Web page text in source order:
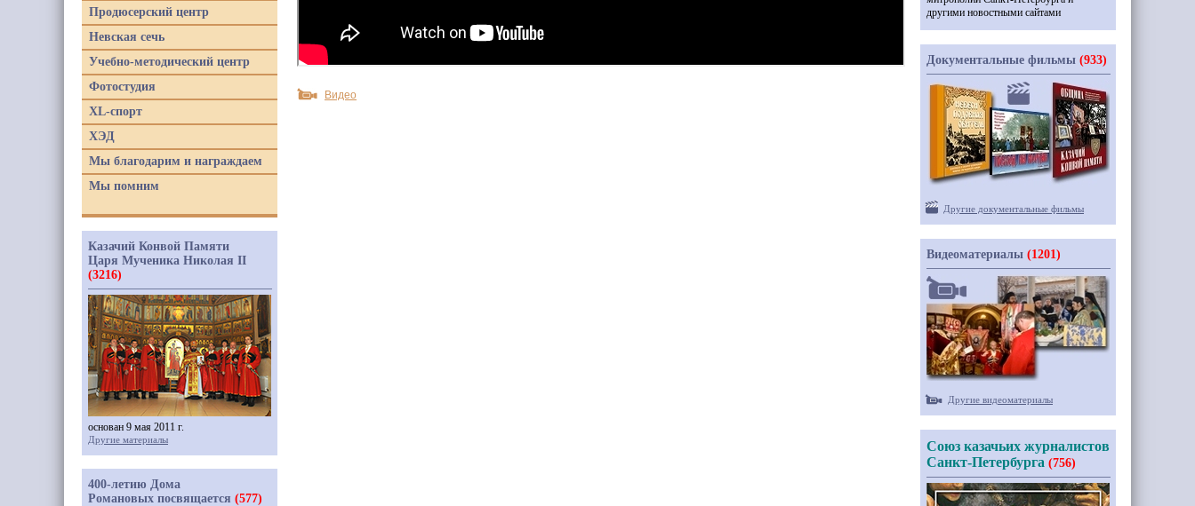
Видео
Продюсерский центр
Невская сечь
Учебно-методический центр
Фотостудия
XL-спорт
ХЭД
Мы благодарим и награждаем
Мы помним
Казачий Конвой Памяти
Царя Мученика Николая II
(3216)
основан 9 мая 2011 г.
Другие материалы
400-летию Дома
Романовых посвящается (577)
другими новостными сайтами
Документальные фильмы (933)
Другие документальные фильмы
Видеоматериалы (1201)
Другие видеоматериалы
Союз казачьих журналистов
Санкт-Петербурга (756)